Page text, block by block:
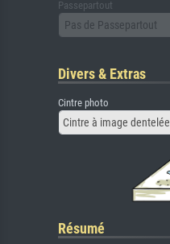
Passepartout
Pas de Passepartout
Divers & Extras
Cintre photo
Cintre à image dentelée
Résumé